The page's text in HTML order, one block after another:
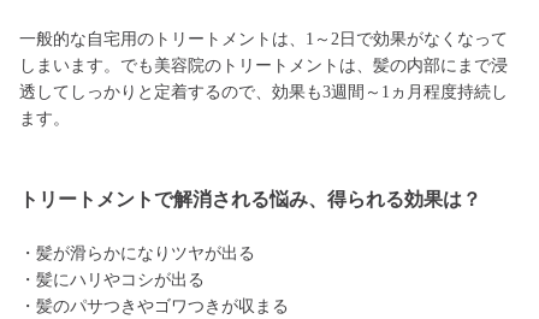
一般的な自宅用のトリートメントは、1～2日で効果がなくなって
しまいます。でも美容院のトリートメントは、髪の内部にまで浸
透してしっかりと定着するので、効果も3週間～1ヵ月程度持続し
ます。
トリートメントで解消される悩み、得られる効果は？
・髪が滑らかになりツヤが出る
・髪にハリやコシが出る
・髪のパサつきやゴワつきが収まる